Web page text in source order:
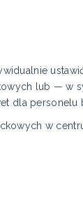
lub — w
dla
w